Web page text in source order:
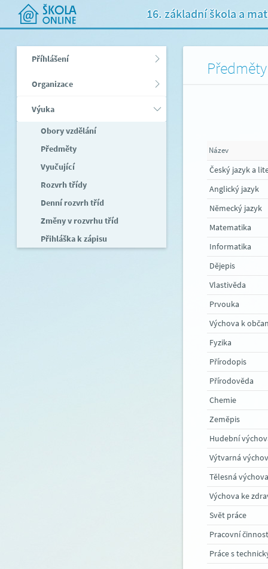
16. základní škola a
Příhlášení
Organizace
Výuka
Obory vzdělání
Předměty
Vyučující
Rozvrh třídy
Denní rozvrh tříd
Změny v rozvrhu tříd
Přihláška k zápisu
Předměty
Název
Český jazyk a
Anglický jazyk
Německý jazyk
Matematika
Informatika
Dějepis
Vlastivěda
Prvouka
Výchova k
Fyzika
Přírodopis
Přírodověda
Chemie
Zeměpis
Hudební
Výtvarná
Tělesná výchova
Výchova ke
Svět práce
Pracovní
Práce s